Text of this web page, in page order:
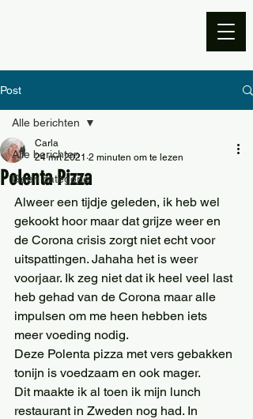
Post
Alle berichten
Geen categorie
Alle berichten
Polenta Pizza
Carla
24 mrt 2021 2 minuten om te lezen
Alweer een tijdje geleden, ik heb wel
gekookt hoor maar dat grijze weer en
de Corona crisis zorgt niet echt voor
uitspattingen. Jahaha het is weer
voorjaar. Ik zeg niet dat ik heel veel last
heb gehad van de Corona maar alle
impulsen om me heen hebben iets
meer voeding nodig.
Deze Polenta pizza met vers gebakken
tonijn is voedzaam en ook mager.
Dit maakte ik al toen ik mijn lunch
restaurant in Zweden nog had. In